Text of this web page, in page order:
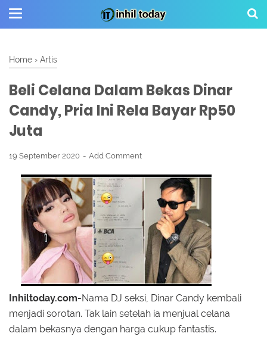
Home › Artis
Beli Celana Dalam Bekas Dinar
Candy, Pria Ini Rela Bayar Rp50
Juta
19 September 2020 Add Comment
Inhiltoday.com-Nama DJ seksi, Dinar Candy kembali
menjadi sorotan. Tak lain setelah ia menjual celana
dalam bekasnya dengan harga cukup fantastis.